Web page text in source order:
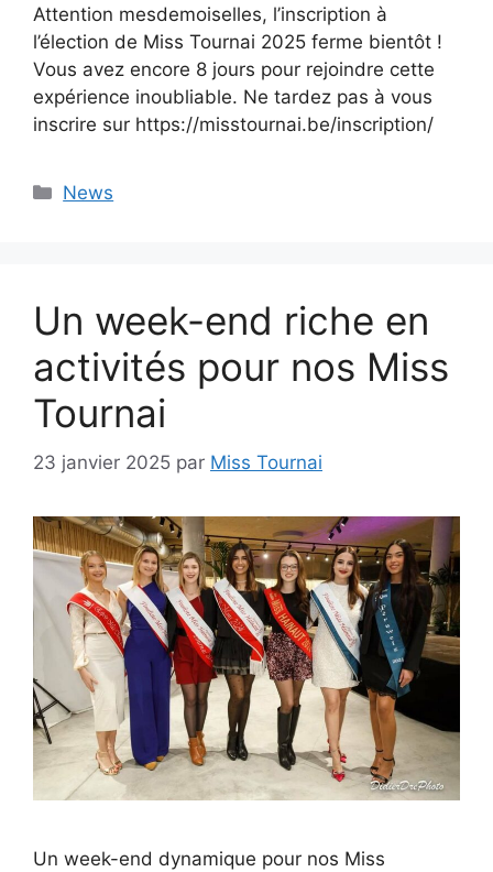
Attention mesdemoiselles, l’inscription à
l’élection de Miss Tournai 2025 ferme bientôt !
Vous avez encore 8 jours pour rejoindre cette
expérience inoubliable. Ne tardez pas à vous
inscrire sur https://misstournai.be/inscription/
Catégories
News
Un week-end riche en
activités pour nos Miss
Tournai
23 janvier 2025 par Miss Tournai
Un week-end dynamique pour nos Miss